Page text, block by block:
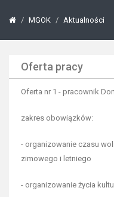
MGOK Aktualności
Oferta pracy
Oferta nr 1 - pracownik
zakres obowiązków:
- organizowanie czasu
zimowego i letniego
- organizowanie życia